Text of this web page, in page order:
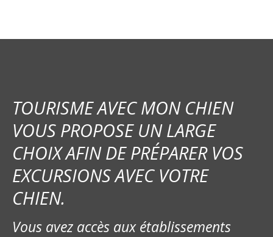
i
o
n
d
e
l
TOURISME AVEC MON CHIEN
VOUS PROPOSE UN LARGE
CHOIX AFIN DE PRÉPARER VOS
EXCURSIONS AVEC VOTRE
CHIEN.
Vous avez accès aux établissements